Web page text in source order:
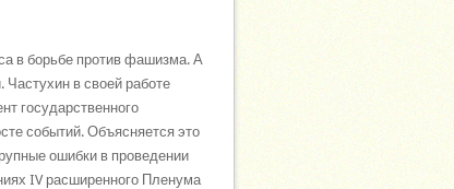
в борьбе против фашизма. А
Частухин в своей работе
государственного
событий. Объясняется это
ошибки в проведении
IV расширенного Пленума